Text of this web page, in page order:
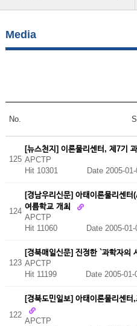
Media
No.
125
[뉴스천지] 이론물리센터, 제7기
APCTP
Hit 10301
Date 2005-
124
[경남우리신문] 아태이론물리센
여름학교 개최
APCTP
Hit 11060 Date 2005-01-
123
[경북매일신문] 진정한 `과학자의
APCTP
Hit 11199
Date 2005-01-
122
[경북도민일보] 아태이론물리센
APCTP